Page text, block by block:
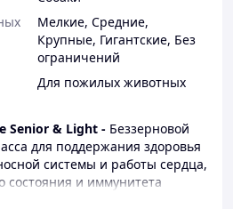
Мелкие, Средние,
Крупные, Гигантские, Без
ограничений
Для пожилых животных
Senior & Light - Беззерновой
для поддержания здоровья
системы и работы сердца,
состояния и иммунитета